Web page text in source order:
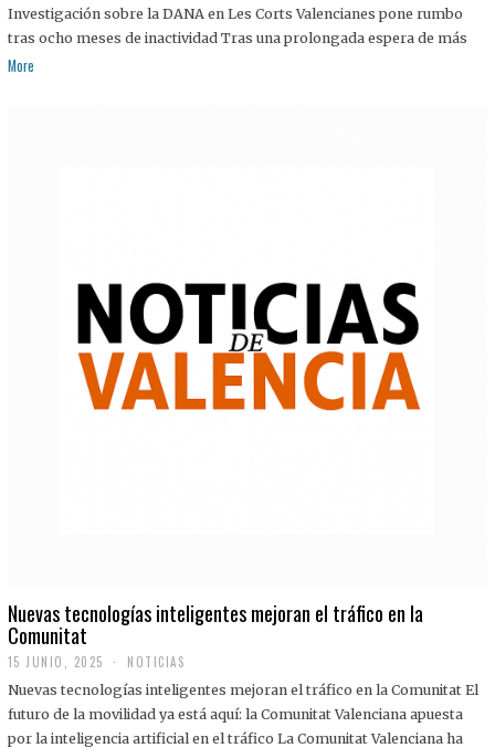
Investigación sobre la DANA en Les Corts Valencianes pone rumbo
tras ocho meses de inactividad Tras una prolongada espera de más
More
Nuevas tecnologías inteligentes mejoran el tráfico en la
Comunitat
15 JUNIO, 2025 NOTICIAS
Nuevas tecnologías inteligentes mejoran el tráfico en la Comunitat El
futuro de la movilidad ya está aquí: la Comunitat Valenciana apuesta
por la inteligencia artificial en el tráfico La Comunitat Valenciana ha